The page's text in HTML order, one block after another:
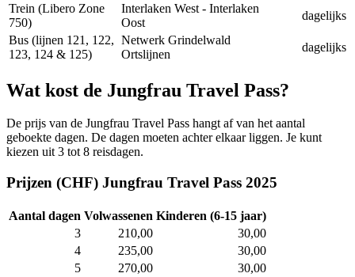
Trein (Libero Zone
750)
Interlaken West - Interlaken
Oost
dagelijks
Bus (lijnen 121, 122,
123, 124 & 125)
Netwerk Grindelwald
Ortslijnen
dagelijks
Wat kost de Jungfrau Travel Pass?
De prijs van de Jungfrau Travel Pass hangt af van het aantal
geboekte dagen. De dagen moeten achter elkaar liggen. Je kunt
kiezen uit 3 tot 8 reisdagen.
Prijzen (CHF) Jungfrau Travel Pass 2025
Aantal dagen Volwassenen Kinderen (6-15 jaar)
3
210,00
30,00
4
235,00
30,00
5
270,00
30,00